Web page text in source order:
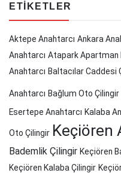
ETIKETLER
Aktepe Anahtarcı Ankara
Anahtarcı Atapark Apartman
Anahtarcı Baltacılar Caddesi
Anahtarcı Bağlum Oto Çilingir
Esertepe Anahtarcı Kalaba
Oto Çilingir Keçiören
Bademlik Çilingir Keçiören
Keçiören Kalaba Çilingir